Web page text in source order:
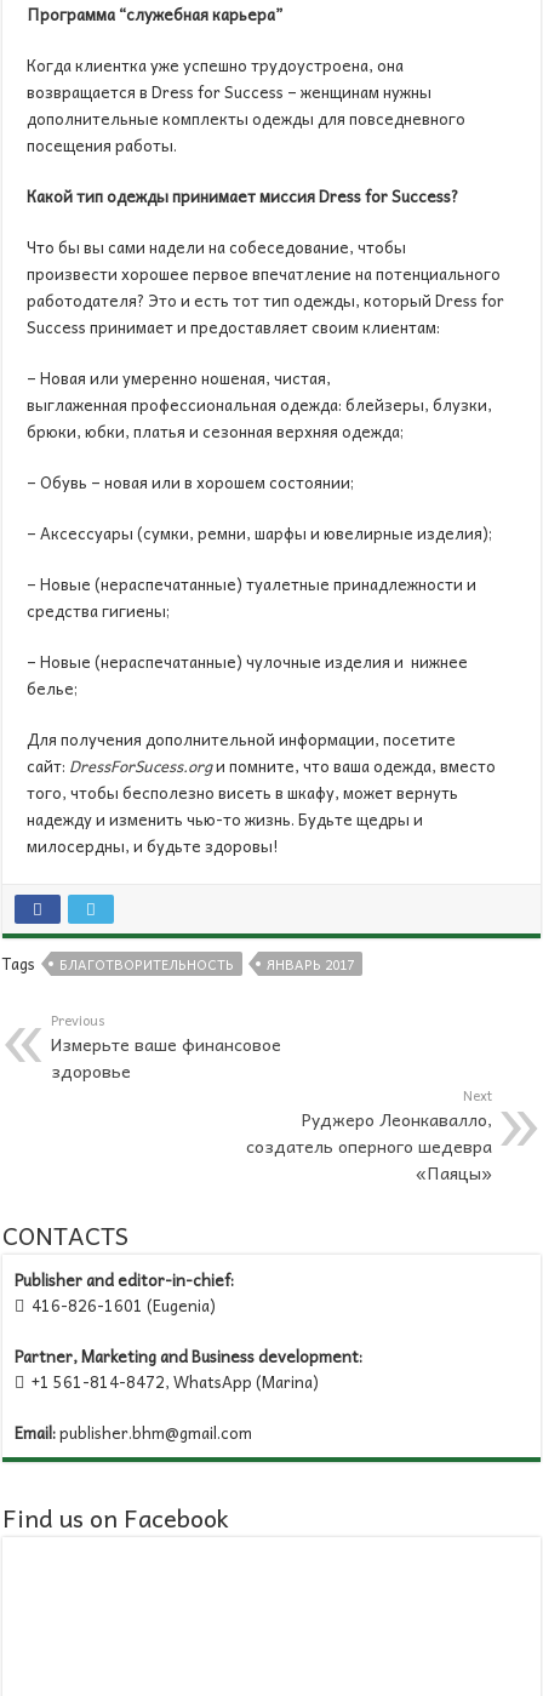
Программа “служебная карьера”
Когда клиентка уже успешно трудоустроена, она
возвращается в Dress for Success – женщинам нужны
дополнительные комплекты одежды для повседневного
посещения работы.
Какой тип одежды принимает миссия Dress for Success?
Что бы вы сами надели на собеседование, чтобы
произвести хорошее первое впечатление на потенциального
работодателя? Это и есть тот тип одежды, который Dress for
Success принимает и предоставляет своим клиентам:
– Новая или умеренно ношеная, чистая,
выглаженная профессиональная одежда: блейзеры, блузки,
брюки, юбки, платья и сезонная верхняя одежда;
– Обувь – новая или в хорошем состоянии;
– Аксессуары (сумки, ремни, шарфы и ювелирные изделия);
– Новые (нераспечатанные) туалетные принадлежности и
средства гигиены;
– Новые (нераспечатанные) чулочные изделия и нижнее
белье;
Для получения дополнительной информации, посетите
сайт: DressForSucess.orgи помните, что ваша одежда, вместо
того, чтобы бесполезно висеть в шкафу, может вернуть
надежду и изменить чью-то жизнь. Будьте щедры и
милосердны, и будьте здоровы!
Tags БЛАГОТВОРИТЕЛЬНОСТЬ ЯНВАРЬ 2017
Previous
Измерьте ваше финансовое
здоровье
Next
Руджеро Леонкавалло,
создатель оперного шедевра
«Паяцы»
CONTACTS
Publisher and editor-in-chief:
 416-826-1601 (Eugenia)
Partner, Marketing and Business development:
 +1 561-814-8472, WhatsApp (Marina)
Email:publisher.bhm@gmail.com
Find us on Facebook